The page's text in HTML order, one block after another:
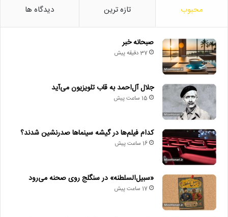
محبوب تازه ترین دیدگاه ها
صبحانه خبر
37 دقیقه پیش
جلال آل‌احمد به قاب تلویزیون می‌آید
15 ساعت پیش
کدام فیلم‌ها در گیشه سینماها صدرنشین شدند؟
16 ساعت پیش
«سبیل‌السلطنه» در سنگلج روی صحنه می‌رود
17 ساعت پیش